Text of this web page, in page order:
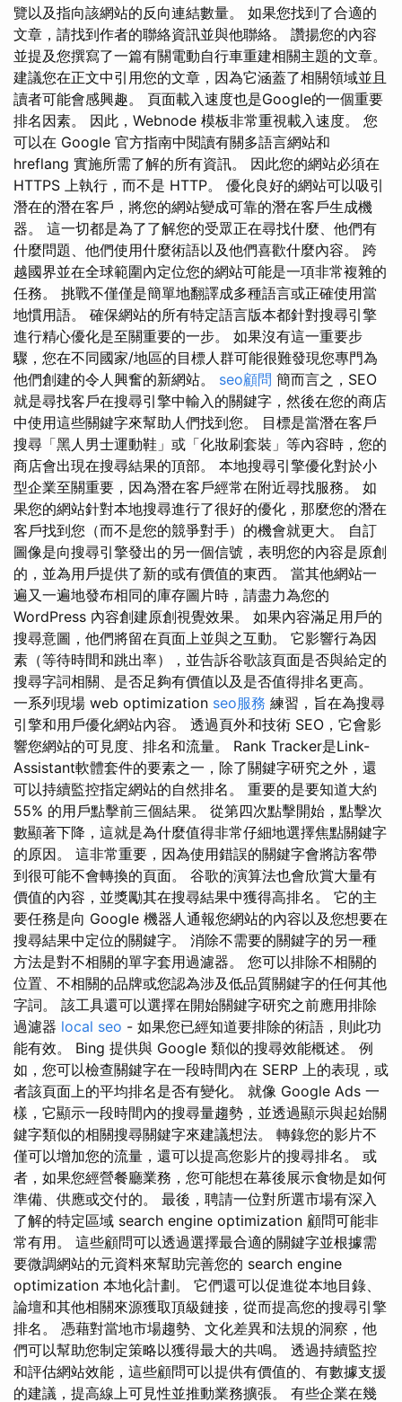
覽以及指向該網站的反向連結數量。 如果您找到了合適的
文章，請找到作者的聯絡資訊並與他聯絡。 讚揚您的內容
並提及您撰寫了一篇有關電動自行車重建相關主題的文章。
建議您在正文中引用您的文章，因為它涵蓋了相關領域並且
讀者可能會感興趣。 頁面載入速度也是Google的一個重要
排名因素。 因此，Webnode 模板非常重視載入速度。 您
可以在 Google 官方指南中閱讀有關多語言網站和
hreflang 實施所需了解的所有資訊。 因此您的網站必須在
HTTPS 上執行，而不是 HTTP。 優化良好的網站可以吸引
潛在的潛在客戶，將您的網站變成可靠的潛在客戶生成機
器。 這一切都是為了了解您的受眾正在尋找什麼、他們有
什麼問題、他們使用什麼術語以及他們喜歡什麼內容。 跨
越國界並在全球範圍內定位您的網站可能是一項非常複雜的
任務。 挑戰不僅僅是簡單地翻譯成多種語言或正確使用當
地慣用語。 確保網站的所有特定語言版本都針對搜尋引擎
進行精心優化是至關重要的一步。 如果沒有這一重要步
驟，您在不同國家/地區的目標人群可能很難發現您專門為
他們創建的令人興奮的新網站。 seo顧問 簡而言之，SEO
就是尋找客戶在搜尋引擎中輸入的關鍵字，然後在您的商店
中使用這些關鍵字來幫助人們找到您。 目標是當潛在客戶
搜尋「黑人男士運動鞋」或「化妝刷套裝」等內容時，您的
商店會出現在搜尋結果的頂部。 本地搜尋引擎優化對於小
型企業至關重要，因為潛在客戶經常在附近尋找服務。 如
果您的網站針對本地搜尋進行了很好的優化，那麼您的潛在
客戶找到您（而不是您的競爭對手）的機會就更大。 自訂
圖像是向搜尋引擎發出的另一個信號，表明您的內容是原創
的，並為用戶提供了新的或有價值的東西。 當其他網站一
遍又一遍地發布相同的庫存圖片時，請盡力為您的
WordPress 內容創建原創視覺效果。 如果內容滿足用戶的
搜尋意圖，他們將留在頁面上並與之互動。 它影響行為因
素（等待時間和跳出率），並告訴谷歌該頁面是否與給定的
搜尋字詞相關、是否足夠有價值以及是否值得排名更高。
一系列現場 web optimization seo服務 練習，旨在為搜尋
引擎和用戶優化網站內容。 透過頁外和技術 SEO，它會影
響您網站的可見度、排名和流量。 Rank Tracker是Link-
Assistant軟體套件的要素之一，除了關鍵字研究之外，還
可以持續監控指定網站的自然排名。 重要的是要知道大約
55% 的用戶點擊前三個結果。 從第四次點擊開始，點擊次
數顯著下降，這就是為什麼值得非常仔細地選擇焦點關鍵字
的原因。 這非常重要，因為使用錯誤的關鍵字會將訪客帶
到很可能不會轉換的頁面。 谷歌的演算法也會欣賞大量有
價值的內容，並獎勵其在搜尋結果中獲得高排名。 它的主
要任務是向 Google 機器人通報您網站的內容以及您想要在
搜尋結果中定位的關鍵字。 消除不需要的關鍵字的另一種
方法是對不相關的單字套用過濾器。 您可以排除不相關的
位置、不相關的品牌或您認為涉及低品質關鍵字的任何其他
字詞。 該工具還可以選擇在開始關鍵字研究之前應用排除
過濾器 local seo - 如果您已經知道要排除的術語，則此功
能有效。 Bing 提供與 Google 類似的搜尋效能概述。 例
如，您可以檢查關鍵字在一段時間內在 SERP 上的表現，或
者該頁面上的平均排名是否有變化。 就像 Google Ads 一
樣，它顯示一段時間內的搜尋量趨勢，並透過顯示與起始關
鍵字類似的相關搜尋關鍵字來建議想法。 轉錄您的影片不
僅可以增加您的流量，還可以提高您影片的搜尋排名。 或
者，如果您經營餐廳業務，您可能想在幕後展示食物是如何
準備、供應或交付的。 最後，聘請一位對所選市場有深入
了解的特定區域 search engine optimization 顧問可能非
常有用。 這些顧問可以透過選擇最合適的關鍵字並根據需
要微調網站的元資料來幫助完善您的 search engine
optimization 本地化計劃。 它們還可以促進從本地目錄、
論壇和其他相關來源獲取頂級鏈接，從而提高您的搜尋引擎
排名。 憑藉對當地市場趨勢、文化差異和法規的洞察，他
們可以幫助您制定策略以獲得最大的共鳴。 透過持續監控
和評估網站效能，這些顧問可以提供有價值的、有數據支援
的建議，提高線上可見性並推動業務擴張。 有些企業在幾